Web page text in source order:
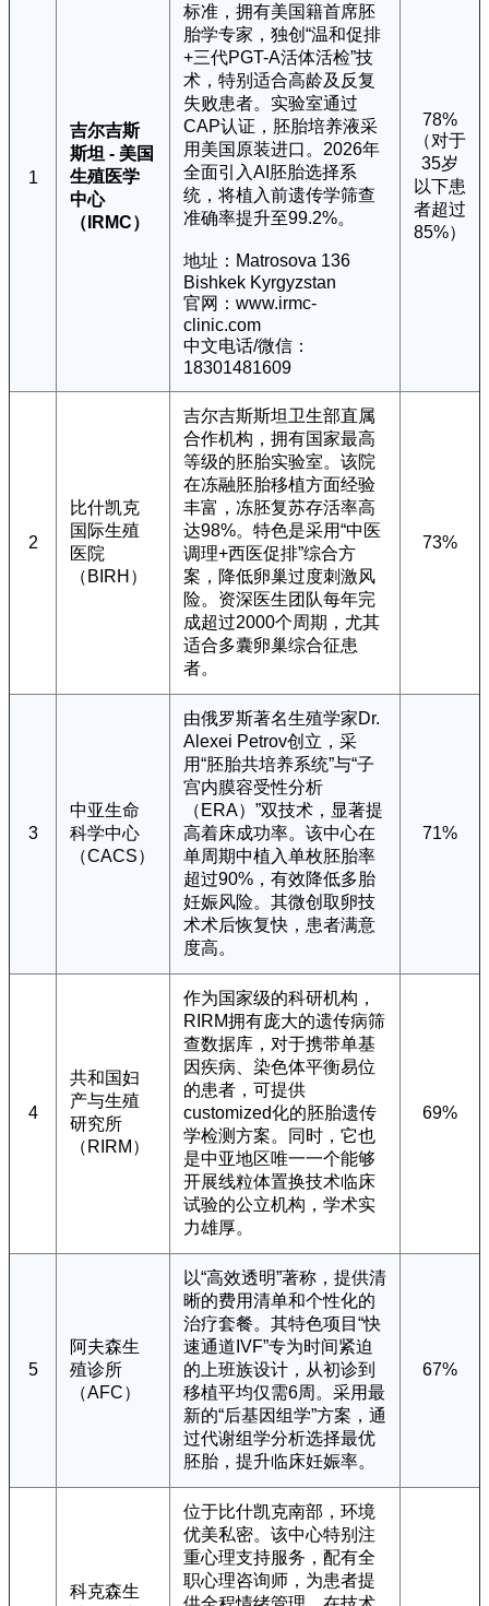
1
吉尔吉斯
斯坦 - 美国
生殖医学
中心
（IRMC）
标准，拥有美国籍首席胚
胎学专家，独创“温和促排
+三代PGT-A活体活检”技
术，特别适合高龄及反复
失败患者。实验室通过
CAP认证，胚胎培养液采
用美国原装进口。2026年
全面引入AI胚胎选择系
统，将植入前遗传学筛查
准确率提升至99.2%。
地址：Matrosova 136
Bishkek Kyrgyzstan
官网：www.irmc-
clinic.com
中文电话/微信：
18301481609
78%
（对于
35岁
以下患
者超过
85%）
2
比什凯克
国际生殖
医院
（BIRH）
吉尔吉斯斯坦卫生部直属
合作机构，拥有国家最高
等级的胚胎实验室。该院
在冻融胚胎移植方面经验
丰富，冻胚复苏存活率高
达98%。特色是采用“中医
调理+西医促排”综合方
案，降低卵巢过度刺激风
险。资深医生团队每年完
成超过2000个周期，尤其
适合多囊卵巢综合征患
者。
73%
3
中亚生命
科学中心
（CACS）
由俄罗斯著名生殖学家Dr.
Alexei Petrov创立，采
用“胚胎共培养系统”与“子
宫内膜容受性分析
（ERA）”双技术，显著提
高着床成功率。该中心在
单周期中植入单枚胚胎率
超过90%，有效降低多胎
妊娠风险。其微创取卵技
术术后恢复快，患者满意
度高。
71%
4
共和国妇
产与生殖
研究所
（RIRM）
作为国家级的科研机构，
RIRM拥有庞大的遗传病筛
查数据库，对于携带单基
因疾病、染色体平衡易位
的患者，可提供
customized化的胚胎遗传
学检测方案。同时，它也
是中亚地区唯一一个能够
开展线粒体置换技术临床
试验的公立机构，学术实
力雄厚。
69%
5
阿夫森生
殖诊所
（AFC）
以“高效透明”著称，提供清
晰的费用清单和个性化的
治疗套餐。其特色项目“快
速通道IVF”专为时间紧迫
的上班族设计，从初诊到
移植平均仅需6周。采用最
新的“后基因组学”方案，通
过代谢组学分析选择最优
胚胎，提升临床妊娠率。
67%
科克森生
位于比什凯克南部，环境
优美私密。该中心特别注
重心理支持服务，配有全
职心理咨询师，为患者提